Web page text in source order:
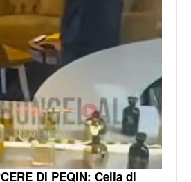
DI PEQIN: Cella di